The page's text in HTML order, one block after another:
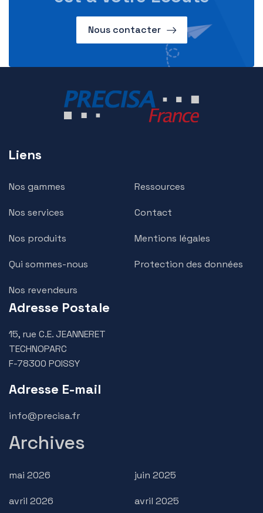
Nous contacter
Liens
Nos gammes
Nos services
Nos produits
Qui sommes-nous
Nos revendeurs
Ressources
Contact
Mentions légales
Protection des données
Adresse Postale
15, rue C.E. JEANNERET
TECHNOPARC
F-78300 POISSY
Adresse E-mail
info@precisa.fr
Archives
mai 2026
avril 2026
juin 2025
avril 2025